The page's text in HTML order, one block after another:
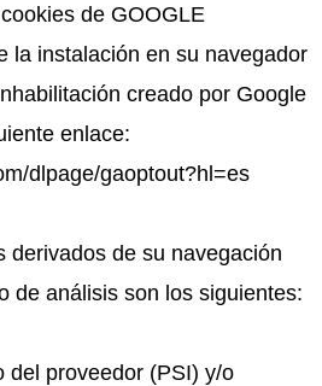
de GOOGLE
la instalación en su navegador
creado por Google
enlace:
dlpage/gaoptout?hl=es
derivados de su navegación
de análisis son los siguientes:
del proveedor (PSI) y/o